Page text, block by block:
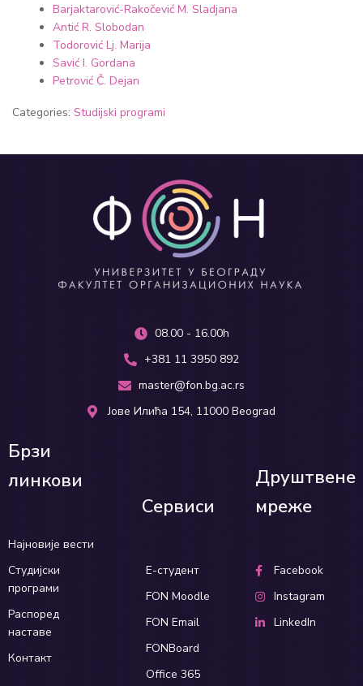
Barjaktarović-Rakočević M. Sladjana
Antić R. Slobodan
Todorović Lj. Marija
Savić I. Gordana
Petrović Č. Dejan
Categories: Studijski programi
08.00 - 16.00h
+381 11 3950 892
master@fon.bg.ac.rs
Јове Илића 154, 11000 Beograd
Брзи
линкови
Најновије вести
Студијски
програми
Распоред
наставе
Контакт
Сервиси
Е-студент
FON Moodle
FON Email
FONBoard
Office 365
Друштвене
мреже
Facebook
Instagram
LinkedIn